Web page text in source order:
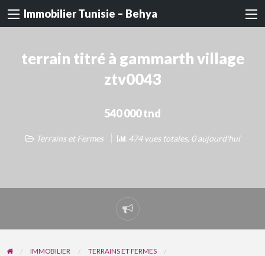
Immobilier Tunisie – Behya
terrain titré à gammarth village
ztv0043
540 000 tnd
Terrains et Fermes 474 vues totales, 0 aujourd'hui
Signaler
un
problème
IMMOBILIER
TERRAINS ET FERMES